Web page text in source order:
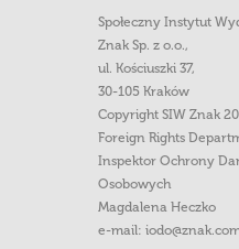
Społeczny Instytut
Znak Sp. z o.o.,
ul. Kościuszki 37,
30-105 Kraków
Copyright SIW Znak
Foreign Rights
Inspektor Ochrony
Osobowych
Magdalena Heczko
e-mail: